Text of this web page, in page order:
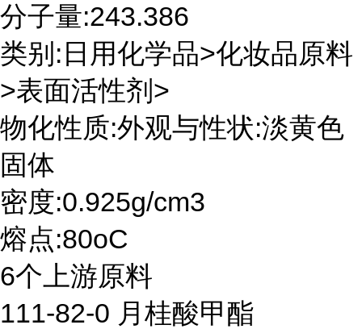
分子量:243.386
类别:日用化学品>化妆品原料
>表面活性剂>
物化性质:外观与性状:淡黄色
固体
密度:0.925g/cm3
熔点:80oC
6个上游原料
111-82-0 月桂酸甲酯